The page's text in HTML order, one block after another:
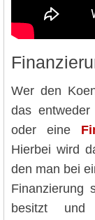
Wer den
das
oder eine
Hierbei wird
den man bei
Finanzierung
besitzt und